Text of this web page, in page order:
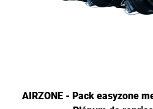
AIRZONE - Pack easyzone